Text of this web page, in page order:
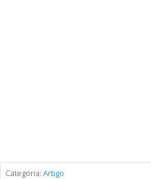
Categoria: Artigo